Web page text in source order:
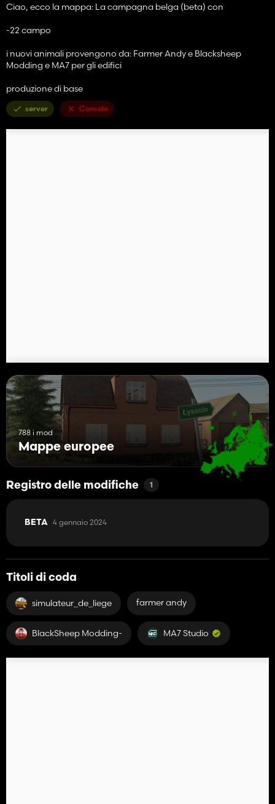
Ciao, ecco la mappa: La campagna belga (beta) con
-22 campo
i nuovi animali provengono da: Farmer Andy e Blacksheep
Modding e MA7 per gli edifici
produzione di base
server Console
788 i mod
Mappe europee
Registro delle modifiche 1
BETA 4 gennaio 2024
Titoli di coda
simulateur_de_liege farmer andy
BlackSheep Modding- MA7 Studio